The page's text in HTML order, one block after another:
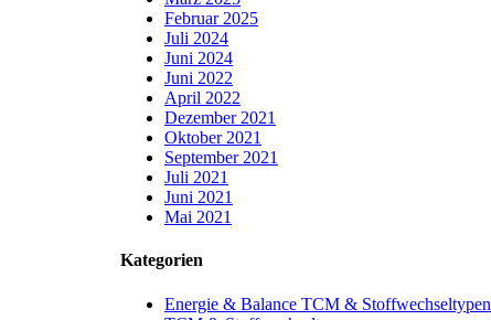
Februar 2025
Juli 2024
Juni 2024
Juni 2022
April 2022
Dezember 2021
Oktober 2021
September 2021
Juli 2021
Juni 2021
Mai 2021
Kategorien
Energie & Balance TCM & Stoffwechseltypen